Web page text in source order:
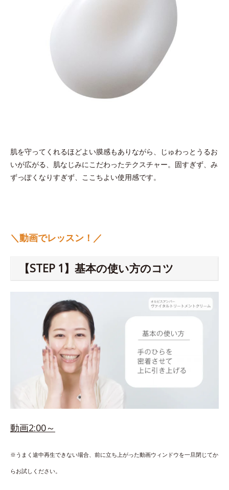
肌を守ってくれるほどよい膜感もありながら、じゅわっとうるお
いが広がる、肌なじみにこだわったテクスチャー。固すぎず、み
ずっぽくなりすぎず、ここちよい使用感です。
＼動画でレッスン！／
【STEP 1】基本の使い方のコツ
動画2:00～
※うまく途中再生できない場合、前に立ち上がった動画ウィンドウを一旦閉じてか
らお試しください。